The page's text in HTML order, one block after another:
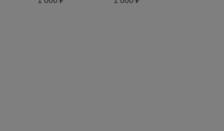
Приворот на
на Женщину по Фото